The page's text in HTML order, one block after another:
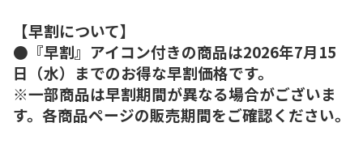
【早割について】
●『早割』アイコン付きの商品は2026年7月15
日（水）までのお得な早割価格です。
※一部商品は早割期間が異なる場合がございま
す。各商品ページの販売期間をご確認ください。